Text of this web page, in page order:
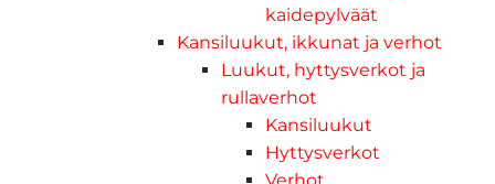
kaidepylväät
Kansiluukut, ikkunat ja verhot
Luukut, hyttysverkot ja
rullaverhot
Kansiluukut
Hyttysverkot